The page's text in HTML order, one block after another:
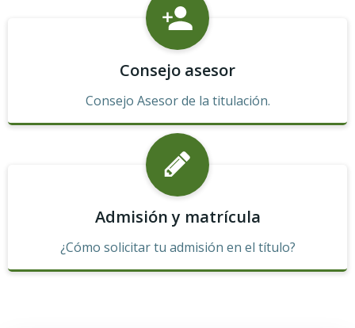
Consejo asesor
Consejo Asesor de la titulación.
Admisión y matrícula
¿Cómo solicitar tu admisión en el título?